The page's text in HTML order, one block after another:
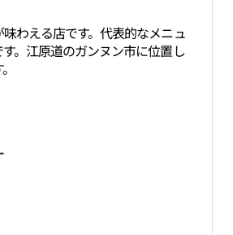
わえる店です。代表的なメニュ
。江原道のガンヌン市に位置し